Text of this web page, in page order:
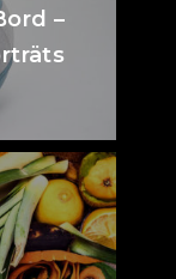
–